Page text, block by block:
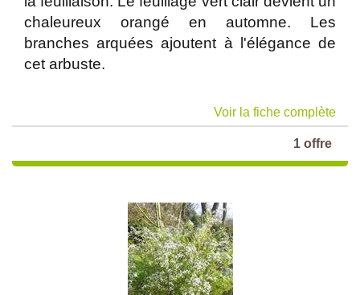
chaleureux orangé en automne. Les
branches arquées ajoutent à l'élégance de
cet arbuste.
Voir la fiche complète
1 offre